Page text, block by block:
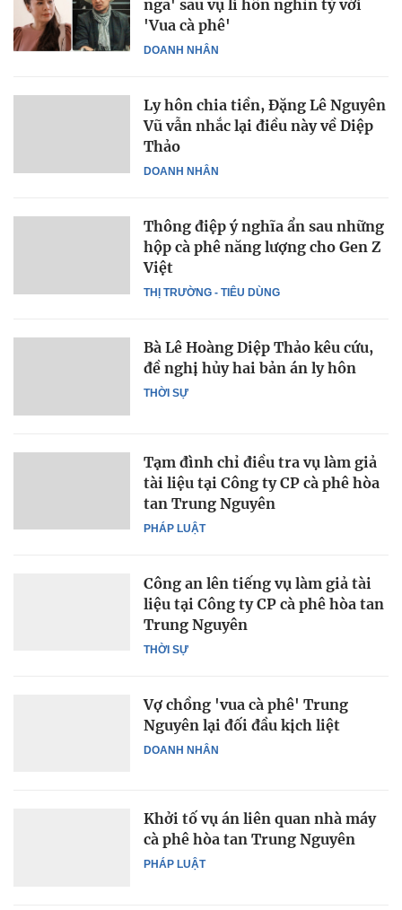
DOANH NHÂN
ngã' sau vụ li hôn nghìn tỷ với
'Vua cà phê'
DOANH NHÂN
Ly hôn chia tiền, Đặng Lê Nguyên
Vũ vẫn nhắc lại điều này về Diệp
Thảo
THỊ TRƯỜNG - TIÊU DÙNG
Thông điệp ý nghĩa ẩn sau những
hộp cà phê năng lượng cho Gen Z
Việt
THỜI SỰ
Bà Lê Hoàng Diệp Thảo kêu cứu,
đề nghị hủy hai bản án ly hôn
PHÁP LUẬT
Tạm đình chỉ điều tra vụ làm giả
tài liệu tại Công ty CP cà phê hòa
tan Trung Nguyên
THỜI SỰ
Công an lên tiếng vụ làm giả tài
liệu tại Công ty CP cà phê hòa tan
Trung Nguyên
DOANH NHÂN
Vợ chồng 'vua cà phê' Trung
Nguyên lại đối đầu kịch liệt
PHÁP LUẬT
Khởi tố vụ án liên quan nhà máy
cà phê hòa tan Trung Nguyên